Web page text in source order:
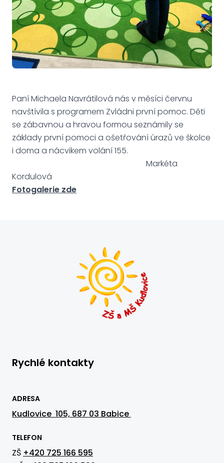
Paní Michaela Navrátilová nás v měsíci červnu
navštívila s programem Zvládni první pomoc. Děti
se zábavnou a hravou formou seznámily se
základy první pomoci a ošetřování úrazů ve školce
i doma a nácvikem volání 155.
Markéta
Kordulová
Fotogalerie zde
Rychlé kontakty
ADRESA
Kudlovice 105, 687 03 Babice
TELEFON
ZŠ +420 725 166 595